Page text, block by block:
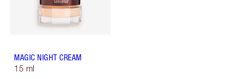
MAGIC NIGHT CREAM
15 ml